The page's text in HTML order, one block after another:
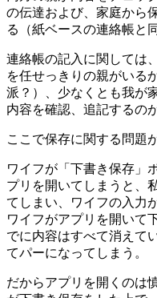
の伝達および、家庭から
る（紙ベースの連絡帳と
連絡帳の記入に関しては
を任せっきりの親がいる
派？）、少なくとも我が
内容を確認、追記するの
ここで保存に関する問題
ワイフが「下書き保存」
プリを開いてしまうと、
てしまい、ワイフの入力
ワイフがアプリを開いて
でに内容はすべて消えて
てパーになってしまう。
だからアプリを開くのは